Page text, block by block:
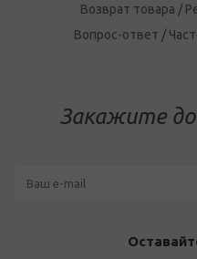
Возврат товара /
Вопрос-ответ /
Закажите